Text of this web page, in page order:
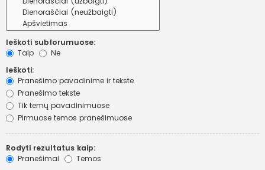
Ieškoti subforumuose:
Taip
Ne
Ieškoti:
Pranešimo pavadinime ir tekste
Pranešimo tekste
Tik temų pavadinimuose
Pirmuose temos pranešimuose
Rodyti rezultatus kaip:
Pranešimai
Temos